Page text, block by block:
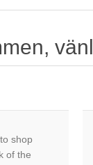
shop
of the